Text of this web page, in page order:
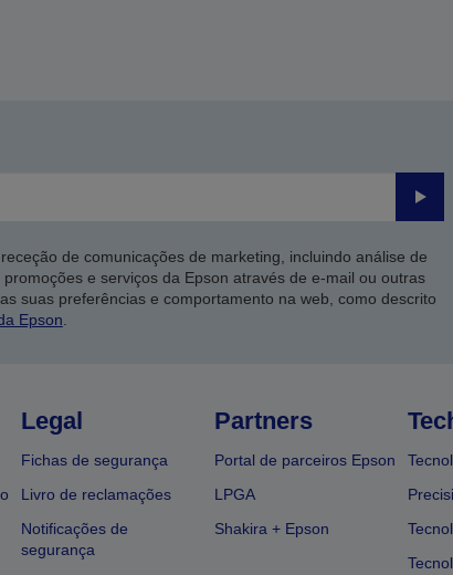
Enviar
de comunicações de marketing, incluindo análise de
e serviços da Epson através de e-mail ou outras
suas preferências e comportamento na web, como descrito
Epson
Legal
Fichas de segurança
Livro de reclamações
Notificações de
segurança
Partners
Portal de parceiros Epson
LPGA
Shakira + Epson